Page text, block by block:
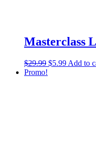
Masterclass
$29.99 $5.99 Add to
Promo!